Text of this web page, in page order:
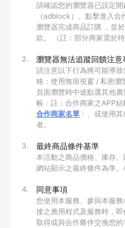
請確認您的瀏覽器已設定
（adblock）。點擊進入
瀏覽器完成商品訂購 ，並
款。 （註：部分商家需於
2. 瀏覽器無法追蹤回饋注意
請注意以下行為將可能導
格：使用無痕視窗 / 私密
頁面瀏覽時中途點選其他
帳﹙註：合作商家之APP
合作商家名單 ﹚、或使用
者。
3. 最終商品條件基準
本活動之商品價格、庫存
網站顯示之最終條件為準
4. 同意事項
您使用本服務、參與本服
接之應用程式及服務時，
取得或與合作夥伴交換您